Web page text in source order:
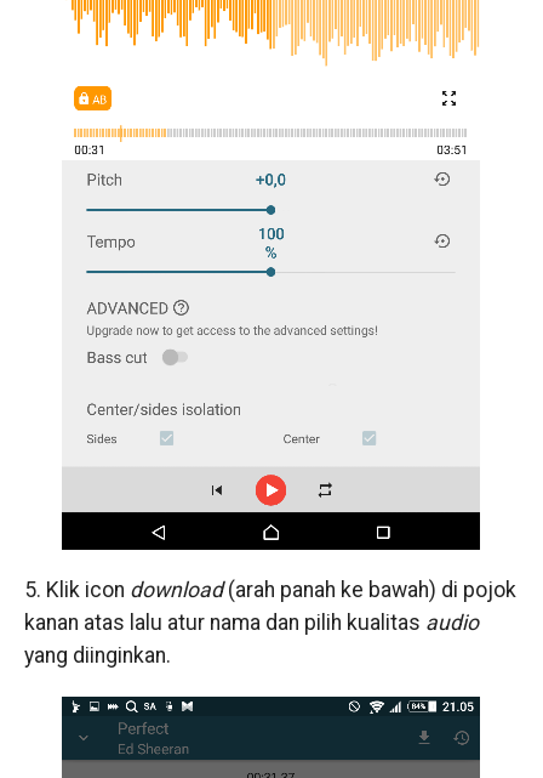
5. Klik icon download(arah panah ke bawah) di pojok
kanan atas lalu atur nama dan pilih kualitas audio
yang diinginkan.